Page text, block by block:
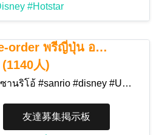
#Hotstar
order พรีญี่ปุ่น อ…
(1140人)
นริโอ้ #sanrio #disney #U…
友達募集掲示板